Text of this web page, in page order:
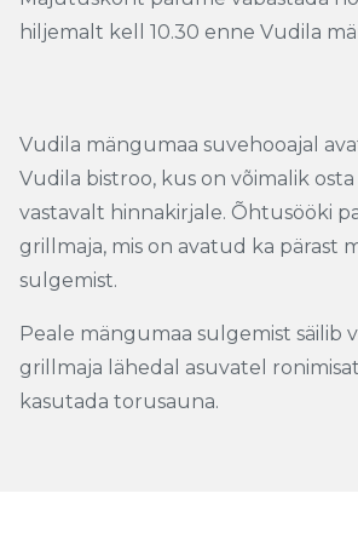
hiljemalt kell 10.30 enne Vudila
Vudila mängumaa suvehooajal
Vudila bistroo, kus on võimalik
vastavalt hinnakirjale. Õhtusööki
grillmaja, mis on avatud ka pärast
sulgemist.
Peale mängumaa sulgemist säilib
grillmaja lähedal asuvatel
kasutada torusauna.